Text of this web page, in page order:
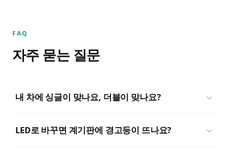
FAQ
자주 묻는 질문
내 차에 싱글이 맞나요, 더블이 맞나요?
LED로 바꾸면 계기판에 경고등이 뜨나요?